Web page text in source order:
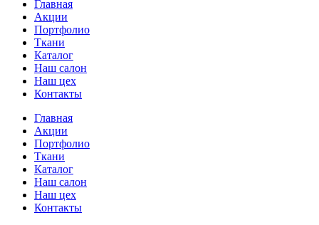
Главная
Акции
Портфолио
Ткани
Каталог
Наш салон
Наш цех
Контакты
Главная
Акции
Портфолио
Ткани
Каталог
Наш салон
Наш цех
Контакты